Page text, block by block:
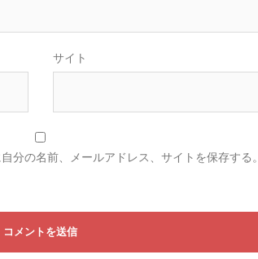
サイト
分の名前、メールアドレス、サイトを保存する。